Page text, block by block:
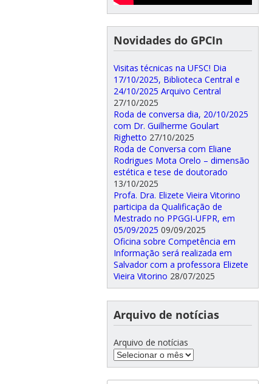
Novidades do GPCIn
Visitas técnicas na UFSC! Dia
17/10/2025, Biblioteca Central e
24/10/2025 Arquivo Central
27/10/2025
Roda de conversa dia, 20/10/2025
com Dr. Guilherme Goulart
Righetto 27/10/2025
Roda de Conversa com Eliane
Rodrigues Mota Orelo – dimensão
estética e tese de doutorado
13/10/2025
Profa. Dra. Elizete Vieira Vitorino
participa da Qualificação de
Mestrado no PPGGI-UFPR, em
05/09/2025 09/09/2025
Oficina sobre Competência em
Informação será realizada em
Salvador com a professora Elizete
Vieira Vitorino 28/07/2025
Arquivo de notícias
Arquivo de notícias